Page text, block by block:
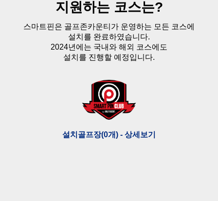
지원하는 코스는?
스마트핀은 골프존카운티가 운영하는 모든 코스에
설치를 완료하였습니다.
2024년에는 국내와 해외 코스에도
설치를 진행할 예정입니다.
설치골프장(0개) - 상세보기